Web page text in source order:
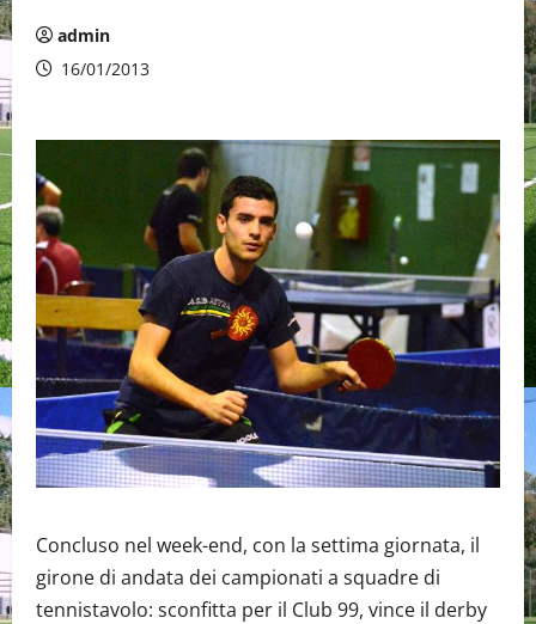
admin
16/01/2013
Concluso nel week-end, con la settima giornata, il
girone di andata dei campionati a squadre di
tennistavolo: sconfitta per il Club 99, vince il derby